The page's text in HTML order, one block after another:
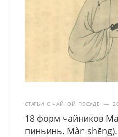
СТАТЬИ О ЧАЙНОЙ ПОСУДЕ —
18 форм чайников
пиньинь. Màn shēng).